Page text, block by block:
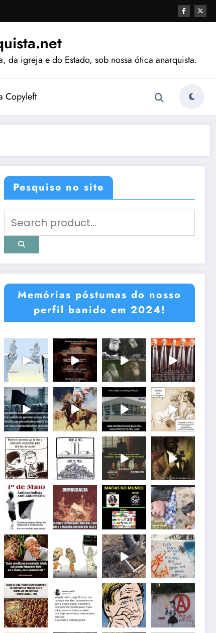
da igreja e do Estado, sob nossa ótica anarquista.
Copyleft
Pesquise no site
Memórias póstumas do nosso
perfil banido em 2024!